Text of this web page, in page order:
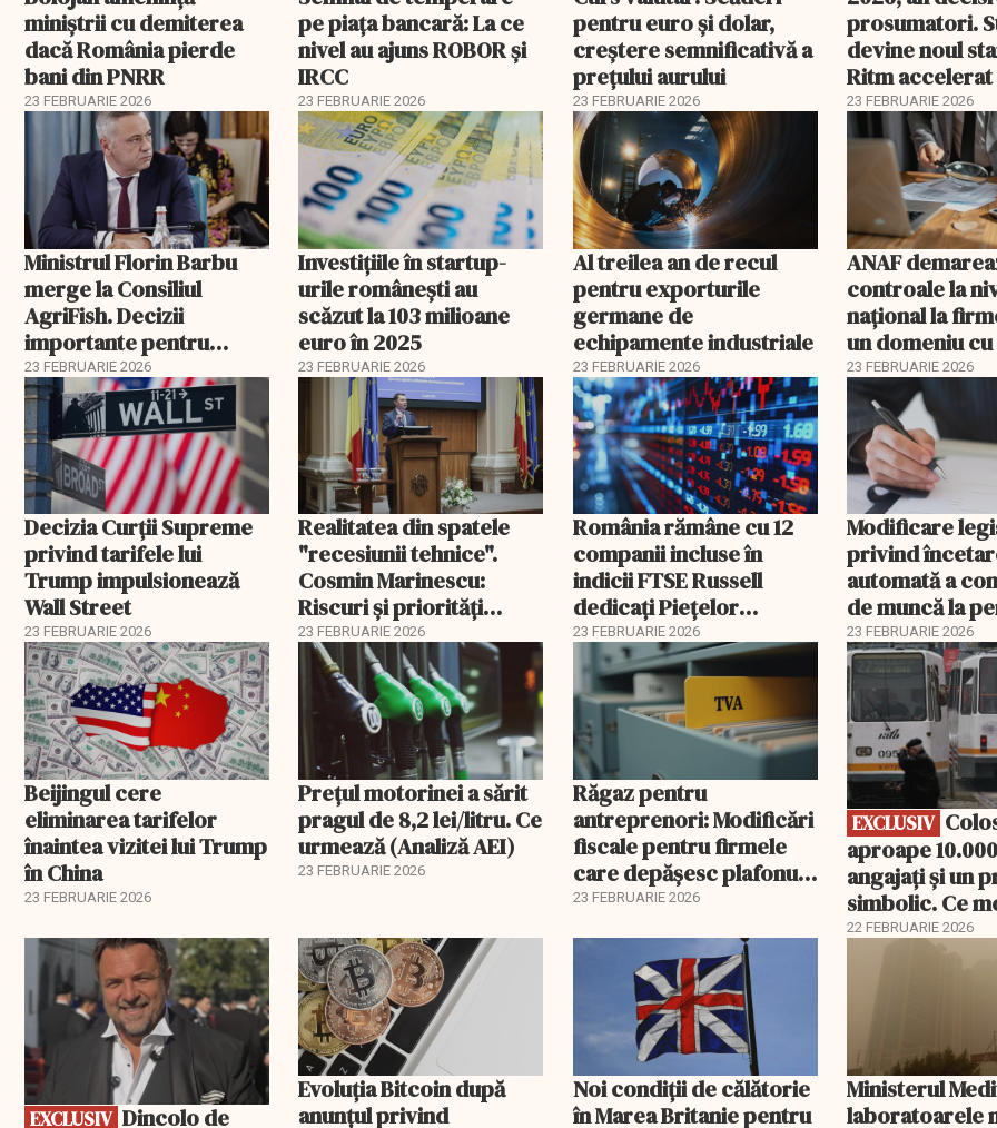
miniștrii cu demiterea
dacă România pierde
bani din PNRR
23 FEBRUARIE 2026
pe piața bancară: La ce
nivel au ajuns ROBOR şi
IRCC
23 FEBRUARIE 2026
pentru euro și dolar,
creștere semnificativă a
prețului aurului
23 FEBRUARIE 2026
prosumatori.
devine noul
Ritm
investiții în
baterii
23 FEBRUARIE 2026
Ministrul Florin Barbu
merge la Consiliul
AgriFish. Decizii
importante pentru
fermierii români
23 FEBRUARIE 2026
Investiţiile în startup-
urile româneşti au
scăzut la 103 milioane
euro în 2025
23 FEBRUARIE 2026
Al treilea an de recul
pentru exporturile
germane de
echipamente industriale
23 FEBRUARIE 2026
ANAF
controale la
naţional la
un domeniu
fiscal ridicat
23 FEBRUARIE 2026
Decizia Curții Supreme
privind tarifele lui
Trump impulsionează
Wall Street
23 FEBRUARIE 2026
Realitatea din spatele
"recesiunii tehnice".
Cosmin Marinescu:
Riscuri și priorități
pentru România în 2026
23 FEBRUARIE 2026
România rămâne cu 12
companii incluse în
indicii FTSE Russell
dedicați Piețelor
Emergente
23 FEBRUARIE 2026
Modificare
privind
automată a
de muncă la
23 FEBRUARIE 2026
Beijingul cere
eliminarea tarifelor
înaintea vizitei lui Trump
în China
23 FEBRUARIE 2026
Prețul motorinei a sărit
pragul de 8,2 lei/litru. Ce
urmează (Analiză AEI)
23 FEBRUARIE 2026
Răgaz pentru
antreprenori: Modificări
fiscale pentru firmele
care depășesc plafonul
de TVA
23 FEBRUARIE 2026
EXCLUSIV
EXCLUSIV
aproape
angajați și un
simbolic. Ce
putea urma:
22 FEBRUARIE 2026
EXCLUSIV
EXCLUSIV
Evoluția Bitcoin după
anunțul privind
Noi condiții de călătorie
în Marea Britanie pentru
Ministerul
laboratoarele